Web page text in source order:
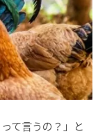
って言うの？」と